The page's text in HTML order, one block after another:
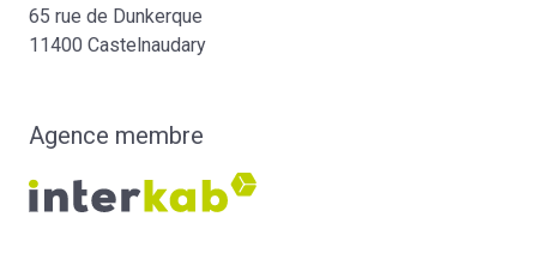
65 rue de Dunkerque
11400 Castelnaudary
Agence membre